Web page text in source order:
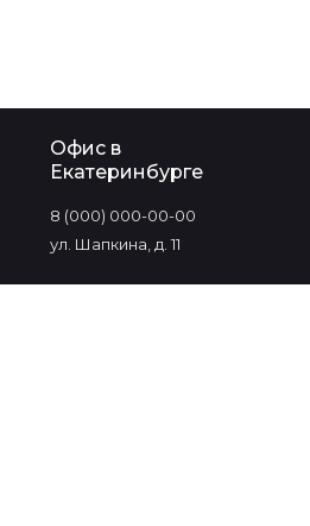
Офис в
Екатеринбурге
8 (000) 000-00-00
ул. Шапкина, д. 11